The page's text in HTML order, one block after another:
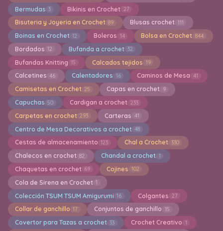
Bermudas 3 Bikinis en Crochet 27
Bisuteria y Joyeria en Crochet 89 Blusas crochet 111
Boinas en Crochet 12 Boleros 14 Bolsa en Crochet 844
Bordados 12 Bufanda a crochet 32
Bufandas Knitting 15 Calcados tejidos 19
Calcetines 46 Calentadores 16 Caminos de Mesa 41
Camisetas en Crochet 25 Capas en crochet 9
Capuchas 50 Cardigan a crochet 233
Carpetas en crochet 293 Carteras 41
Centro de Mesa Decorativos a crochet 48
Cestas de almacenamiento 123 Chal a Crochet 330
Chalecos en crochet 82 Chandal a crochet 1
Chaquetas en crochet 69 Cojines 102
Cola de Sirena en Crochet 1
Colección TSUM TSUM Amigurumi 16 Colgantes 27
Collar de ganchillo 17 Conjuntos de ganchillo 15
Covertor para Tazas a crochet 33 Crochet Creativo 1